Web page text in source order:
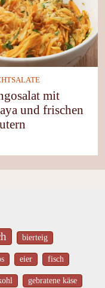
mit
und frischen
bierteig
eier fisch
gebratene käse